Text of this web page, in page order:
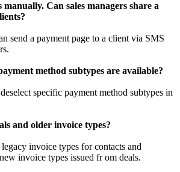
manually. Can sales managers share a
send a payment page to a client via SMS
method subtypes are available?
specific payment method subtypes in
and older invoice types?
invoice types for contacts and
invoice types issued fr om deals.